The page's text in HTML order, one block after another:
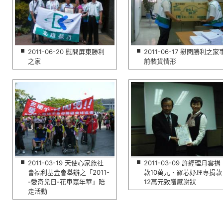
2011-06-20 慰問屏東勝利
之家
2011-06-17 慰問勝利之家
前裝貨情形
2011-03-19 天使心家族社
會福利基金會舉辦之「2011-
-愛奇兒日-花車嘉年華」陪
走活動
2011-03-09 許經理月雲捐
款10萬元、羅芯妤理專捐款
12萬元致贈感謝狀